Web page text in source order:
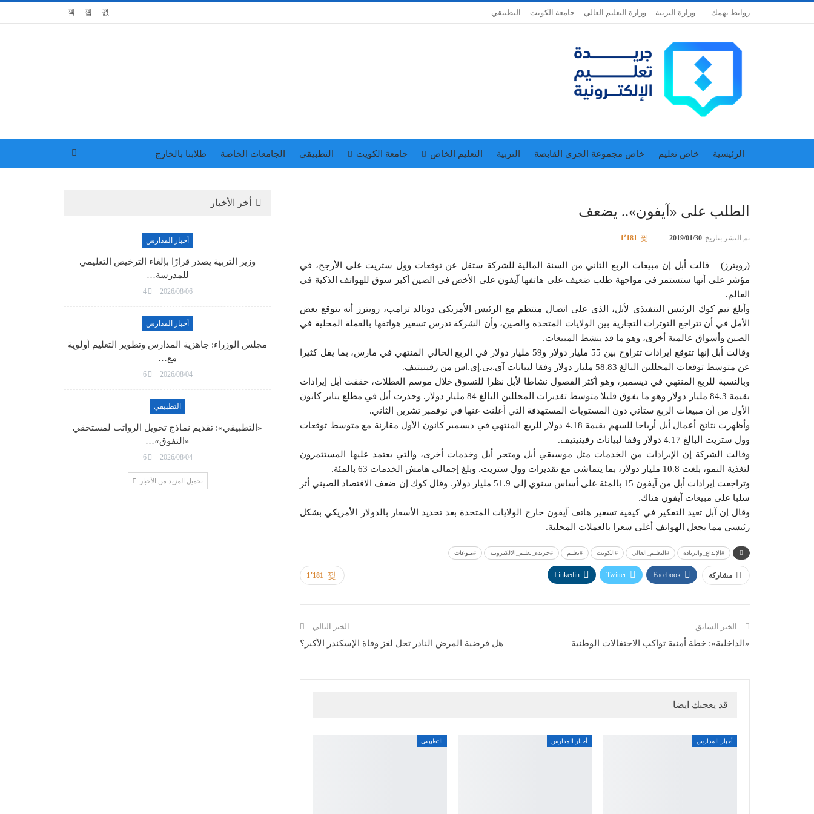
روابط تهمك :: وزارة التربية وزارة التعليم العالي جامعة الكويت التطبيقي
الرئيسية خاص تعليم خاص مجموعة الجري القابضة التربية التعليم الخاص جامعة الكويت التطبيقي الجامعات الخاصة طلابنا بالخارج
الطلب على «آيفون».. يضعف
تم النشر بتاريخ 2019/01/30
(رويترز) – قالت أبل إن مبيعات الربع الثاني من السنة المالية للشركة ستقل عن توقعات وول ستريت على الأرجح، في
مؤشر على أنها ستستمر في مواجهة طلب ضعيف على هاتفها آيفون على الأخص في الصين أكبر سوق للهواتف الذكية في
العالم.
وأبلغ تيم كوك الرئيس التنفيذي لأبل، الذي على اتصال منتظم مع الرئيس الأمريكي دونالد ترامب، رويترز أنه يتوقع بعض
الأمل في أن تتراجع التوترات التجارية بين الولايات المتحدة والصين، وأن الشركة تدرس تسعير هواتفها بالعملة المحلية في
الصين وأسواق عالمية أخرى، وهو ما قد ينشط المبيعات.
وقالت أبل إنها تتوقع إيرادات تتراوح بين 55 مليار دولار و59 مليار دولار في الربع الحالي المنتهي في مارس، بما يقل كثيرا
عن متوسط توقعات المحللين البالغ 58.83 مليار دولار وفقا لبيانات آي.بي.إي.اس من رفينيتيف.
وبالنسبة للربع المنتهي في ديسمبر، وهو أكثر الفصول نشاطا لأبل نظرا للتسوق خلال موسم العطلات، حققت أبل إيرادات
بقيمة 84.3 مليار دولار وهو ما يفوق قليلا متوسط تقديرات المحللين البالغ 84 مليار دولار. وحذرت أبل في مطلع يناير كانون
الأول من أن مبيعات الربع ستأتي دون المستويات المستهدفة التي أعلنت عنها في نوفمبر تشرين الثاني.
وأظهرت نتائج أعمال أبل أرباحا للسهم بقيمة 4.18 دولار للربع المنتهي في ديسمبر كانون الأول مقارنة مع متوسط توقعات
وول ستريت البالغ 4.17 دولار وفقا لبيانات رفينيتيف.
وقالت الشركة إن الإيرادات من الخدمات مثل موسيقي أبل ومتجر أبل وخدمات أخرى، والتي يعتمد عليها المستثمرون
لتغذية النمو، بلغت 10.8 مليار دولار، بما يتماشى مع تقديرات وول ستريت. وبلغ إجمالي هامش الخدمات 63 بالمئة.
وتراجعت إيرادات أبل من آيفون 15 بالمئة على أساس سنوي إلى 51.9 مليار دولار. وقال كوك إن ضعف الاقتصاد الصيني أثر
سلبا على مبيعات آيفون هناك.
وقال إن آبل تعيد التفكير في كيفية تسعير هاتف آيفون خارج الولايات المتحدة بعد تحديد الأسعار بالدولار الأمريكي بشكل
رئيسي مما يجعل الهواتف أغلى سعرا بالعملات المحلية.
#الإبداع_والريادة #التعليم_العالي #الكويت #تعليم #جريدة_تعليم_الالكترونية #منوعات
1٬181 مشاركة Facebook
Twitter
Linkedin
الخبر السابق
«الداخلية»: خطة أمنية تواكب الاحتفالات الوطنية
الخبر التالي
هل فرضية المرض النادر تحل لغز وفاة الإسكندر الأكبر؟
قد يعجبك ايضا
أخبار المدارس أخبار المدارس التطبيقي
أخر الأخبار
أخبار المدارس
وزير التربية يصدر قرارًا بإلغاء الترخيص التعليمي
للمدرسة…
2026/08/06
4
أخبار المدارس
مجلس الوزراء: جاهزية المدارس وتطوير التعليم أولوية
مع…
2026/08/04
6
التطبيقي
«التطبيقي»: تقديم نماذج تحويل الرواتب لمستحقي
«التفوق»…
2026/08/04
6
تحميل المزيد من الأخبار